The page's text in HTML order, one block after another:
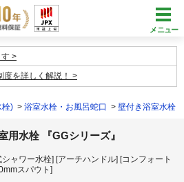
メニュー
を詳しく解説！
栓) 浴室水栓・お風呂蛇口 壁付き浴室水栓
用水栓 『GGシリーズ』
ャワー水栓] [アーチハンドル] [コンフォート
スパウト]